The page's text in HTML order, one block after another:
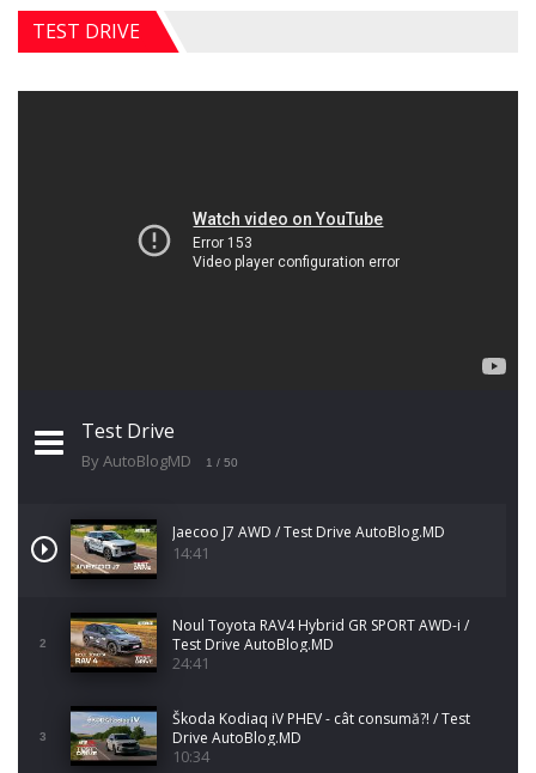
TEST DRIVE
Test Drive
By AutoBlogMD 1 / 50
Jaecoo J7 AWD / Test Drive AutoBlog.MD
14:41
2
Noul Toyota RAV4 Hybrid GR SPORT AWD-i /
Test Drive AutoBlog.MD
24:41
3
Škoda Kodiaq iV PHEV - cât consumă?! / Test
Drive AutoBlog.MD
10:34